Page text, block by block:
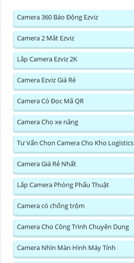
phương tiện...
Camera 360 Báo Động Ezviz
Camera 2 Mắt Ezviz
Lắp Camera Ezviz 2K
Camera Ezviz Giá Rẻ
Camera Có Đọc Mã QR
Camera Cho xe nâng
Tư Vấn Chọn Camera Cho Kho Logistics
Camera Giá Rẻ Nhất
Lắp Camera Phòng Phẩu Thuật
Camera có chống trộm
Camera Cho Công Trình Chuyên Dụng
Camera Nhìn Màn Hình Máy Tính